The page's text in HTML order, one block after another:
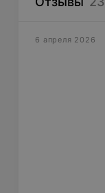
6 апреля 2026